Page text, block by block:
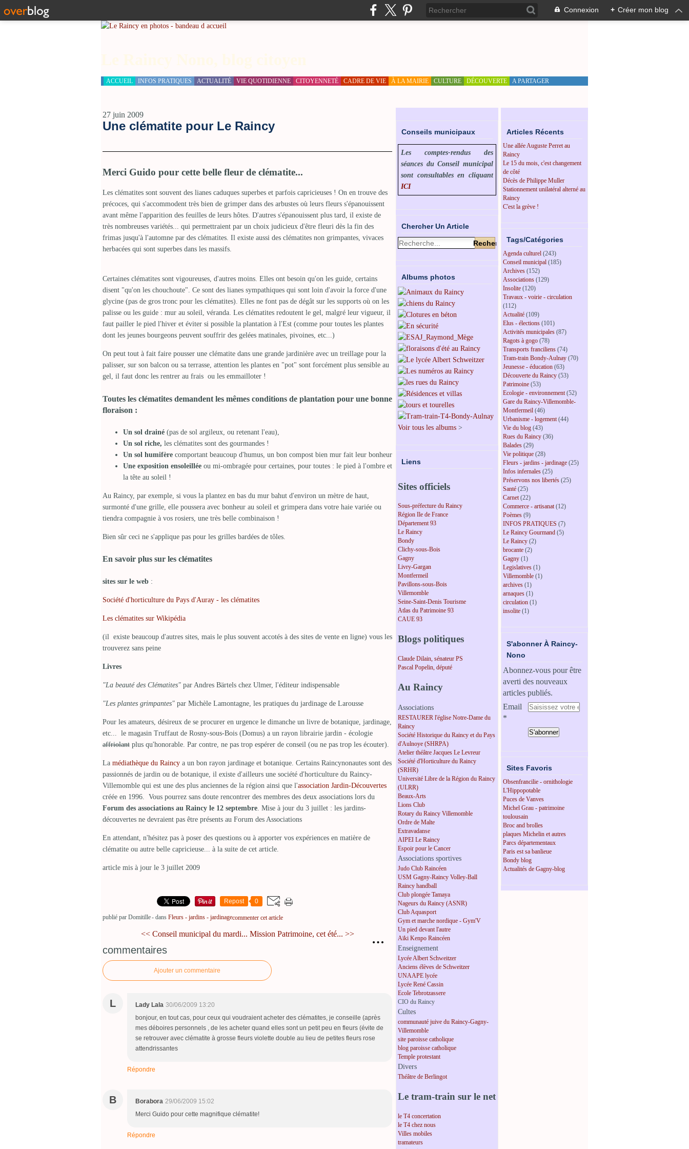
Connexion + Créer mon blog
ACCUEIL INFOS PRATIQUES ACTUALITÉ VIE QUOTIDIENNE CITOYENNETÉ CADRE DE VIE À LA MAIRIE CULTURE DÉCOUVERTE A PARTAGER
27 juin 2009
Une clématite pour Le Raincy
Merci Guido pour cette belle fleur de clématite...
Les clématites sont souvent des lianes caduques superbes et parfois capricieuses ! On en trouve des
précoces, qui s'accommodent très bien de grimper dans des arbustes où leurs fleurs s'épanouissent
avant même l'apparition des feuilles de leurs hôtes. D'autres s'épanouissent plus tard, il existe de
très nombreuses variétés... qui permettraient par un choix judicieux d'être fleuri dès la fin des
frimas jusqu'à l'automne par des clématites. Il existe aussi des clématites non grimpantes, vivaces
herbacées qui sont superbes dans les massifs.
Certaines clématites sont vigoureuses, d'autres moins. Elles ont besoin qu'on les guide, certains
disent "qu'on les chouchoute". Ce sont des lianes sympathiques qui sont loin d'avoir la force d'une
glycine (pas de gros tronc pour les clématites). Elles ne font pas de dégât sur les supports où on les
palisse ou les guide : mur au soleil, véranda. Les clématites redoutent le gel, malgré leur vigueur, il
faut pailler le pied l'hiver et éviter si possible la plantation à l'Est (comme pour toutes les plantes
dont les jeunes bourgeons peuvent souffrir des gelées matinales, pivoines, etc...)
On peut tout à fait faire pousser une clématite dans une grande jardinière avec un treillage pour la
palisser, sur son balcon ou sa terrasse, attention les plantes en "pot" sont forcément plus sensible au
gel, il faut donc les rentrer au frais ou les emmailloter !
Toutes les clématites demandent les mêmes conditions de plantation pour une bonne
floraison :
Un sol drainé (pas de sol argileux, ou retenant l'eau),
Un sol riche, les clématites sont des gourmandes !
Un sol humifère comportant beaucoup d'humus, un bon compost bien mur fait leur bonheur
Une exposition ensoleillée ou mi-ombragée pour certaines, pour toutes : le pied à l'ombre et
la tête au soleil !
Au Raincy, par exemple, si vous la plantez en bas du mur bahut d'environ un mètre de haut,
surmonté d'une grille, elle poussera avec bonheur au soleil et grimpera dans votre haie variée ou
tiendra compagnie à vos rosiers, une très belle combinaison !
Bien sûr ceci ne s'applique pas pour les grilles bardées de tôles.
En savoir plus sur les clématites
sites sur le web :
Société d'horticulture du Pays d'Auray - les clématites
Les clématites sur Wikipédia
(il existe beaucoup d'autres sites, mais le plus souvent accotés à des sites de vente en ligne) vous les
trouverez sans peine
Livres
"La beauté des Clématites" par Andres Bärtels chez Ulmer, l'éditeur indispensable
"Les plantes grimpantes" par Michèle Lamontagne, les pratiques du jardinage de Larousse
Pour les amateurs, désireux de se procurer en urgence le dimanche un livre de botanique, jardinage,
etc... le magasin Truffaut de Rosny-sous-Bois (Domus) a un rayon librairie jardin - écologie
affriolant plus qu'honorable. Par contre, ne pas trop espérer de conseil (ou ne pas trop les écouter).
La médiathèque du Raincy a un bon rayon jardinage et botanique. Certains Raincynonautes sont des
passionnés de jardin ou de botanique, il existe d'ailleurs une société d'horticulture du Raincy-
Villemomble qui est une des plus anciennes de la région ainsi que l'association Jardin-Découvertes
créée en 1996. Vous pourrez sans doute rencontrer des membres des deux associations lors du
Forum des associations au Raincy le 12 septembre . Mise à jour du 3 juillet : les jardins-
découvertes ne devraient pas être présents au Forum des Associations
En attendant, n'hésitez pas à poser des questions ou à apporter vos expériences en matière de
clématite ou autre belle capricieuse... à la suite de cet article.
article mis à jour le 3 juillet 2009
Repost 0
publié par Domitille- dans Fleurs - jardins - jardinagecommenter cet article
…
<< Conseil municipal du mardi... Mission Patrimoine, cet été... >>
commentaires
Ajouter un commentaire
L Lady Lala 30/06/2009 13:20
bonjour, en tout cas, pour ceux qui voudraient acheter des clématites, je conseille (après
mes déboires personnels , de les acheter quand elles sont un petit peu en fleurs (évite de
se retrouver avec clématite à grosse fleurs violette double au lieu de petites fleurs rose
attendrissantes
Répondre
B Borabora 29/06/2009 15:02
Merci Guido pour cette magnifique clématite!
Répondre
Conseils municipaux
Les comptes-rendus des
séances du Conseil municipal
sont consultables en cliquant
ICI
Chercher Un Article
Albums photos
Voir tous les albums >
Liens
Sites officiels
Sous-préfecture du Raincy
Région Ile de France
Département 93
Le Raincy
Bondy
Clichy-sous-Bois
Gagny
Livry-Gargan
Montfermeil
Pavillons-sous-Bois
Villemomble
Seine-Saint-Denis Tourisme
Atlas du Patrimoine 93
CAUE 93
Blogs politiques
Claude Dilain, sénateur PS
Pascal Popelin, député
Au Raincy
Associations
RESTAURER l'église Notre-Dame du
Raincy
Société Historique du Raincy et du Pays
d'Aulnoye (SHRPA)
Atelier théâtre Jacques Le Levreur
Société d'Horticulture du Raincy
(SRHR)
Université Libre de la Région du Raincy
(ULRR)
Beaux-Arts
Lions Club
Rotary du Raincy Villemomble
Ordre de Malte
Extravadanse
AIPEI Le Raincy
Espoir pour le Cancer
Associations sportives
Judo Club Raincéen
USM Gagny-Raincy Volley-Ball
Raincy handball
Club plongée Tamaya
Nageurs du Raincy (ASNR)
Club Aquasport
Gym et marche nordique - Gym'V
Un pied devant l'autre
Aïki Kenpo Raincéen
Enseignement
Lycée Albert Schweitzer
Anciens élèves de Schweitzer
UNAAPE lycée
Lycée René Cassin
Ecole Tebrotzassere
CIO du Raincy
Cultes
communauté juive du Raincy-Gagny-
Villemomble
site paroisse catholique
blog paroisse catholique
Temple protestant
Divers
Théâtre de Berlingot
Le tram-train sur le net
le T4 concertation
le T4 chez nous
Villes mobiles
tramateurs
Articles Récents
Une allée Auguste Perret au
Raincy
Le 15 du mois, c'est changement
de côté
Décès de Philippe Muller
Stationnement unilatéral alterné au
Raincy
C'est la grève !
Tags/Catégories
Agenda culturel (243)
Conseil municipal (185)
Archives (152)
Associations (129)
Insolite (120)
Travaux - voirie - circulation
(112)
Actualité (109)
Elus - élections (101)
Activités municipales (87)
Ragots à gogo (78)
Transports franciliens (74)
Tram-train Bondy-Aulnay (70)
Jeunesse - éducation (63)
Découverte du Raincy (53)
Patrimoine (53)
Ecologie - environnement(52)
Gare du Raincy-Villemomble-
Montfermeil (46)
Urbanisme - logement(44)
Vie du blog (43)
Rues du Raincy (36)
Balades (29)
Vie politique (28)
Fleurs - jardins - jardinage (25)
Infos infernales (25)
Préservons nos libertés (25)
Santé (25)
Carnet(22)
Commerce - artisanat(12)
Poèmes (9)
INFOS PRATIQUES (7)
Le Raincy Gourmand (5)
Le Raincy (2)
brocante (2)
Gagny (1)
Legislatives (1)
Villemomble (1)
archives (1)
arnaques (1)
circulation (1)
insolite (1)
S'abonner À Raincy-
Nono
Abonnez-vous pour être
averti des nouveaux
articles publiés.
Email
Sites Favoris
Obsenfrancilie - ornithologie
L'Hippopotable
Puces de Vanves
Michel Grau - patrimoine
toulousain
Broc and brolles
plaques Michelin et autres
Parcs départementaux
Paris est sa banlieue
Bondy blog
Actualités de Gagny-blog